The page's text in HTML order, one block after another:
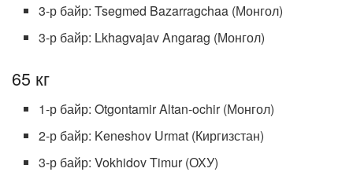
3-р байр: Tsegmed Bazarragchaa (Монгол)
3-р байр: Lkhagvajav Angarag (Монгол)
65 кг
1-р байр: Otgontamir Altan-ochir (Монгол)
2-р байр: Keneshov Urmat (Киргизстан)
3-р байр: Vokhidov Timur (ОХУ)